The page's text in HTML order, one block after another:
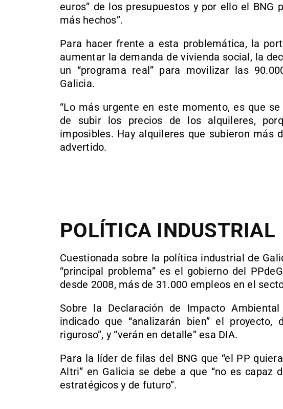
euros” de los presupuestos y por ello el BNG
más hechos”.
Para hacer frente a esta problemática, la
aumentar la demanda de vivienda social, la
un “programa real” para movilizar las
Galicia.
“Lo más urgente en este momento, es que
de subir los precios de los alquileres,
imposibles. Hay alquileres que subieron más
advertido.
POLÍTICA INDUSTRIAL
Cuestionada sobre la política industrial de
“principal problema” es el gobierno del
desde 2008, más de 31.000 empleos en el
Sobre la Declaración de Impacto
indicado que “analizarán bien” el proyecto,
riguroso”, y “verán en detalle” esa DIA.
Para la líder de filas del BNG que “el PP
Altri” en Galicia se debe a que “no es capaz
estratégicos y de futuro”.